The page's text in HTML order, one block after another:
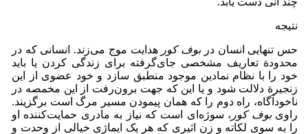
نتیجه
حس تنهایی انسان دربوف کور هدایت موج می‌زند. انسانی که در
محدودة تعاریف مشخصی جای‌گرفته برای زندگی کردن یا باید
خود را با نظام نمادین موجود منطبق سازد و خود عضوی از این
زنجیرة دلالت شود و یا این که جهت برون‌رفت از این مخمصه در
ناخودآگاه، راه دوم را که همان پیمودن مسیر مرگ است برگزیند.
راویبوف کور ، سوژه‌ای است که نیاز به مادری حمایت‌کننده او
را به سوی لکاته و زن اثیری که هر یک ایماژی خیالی از وحدت و